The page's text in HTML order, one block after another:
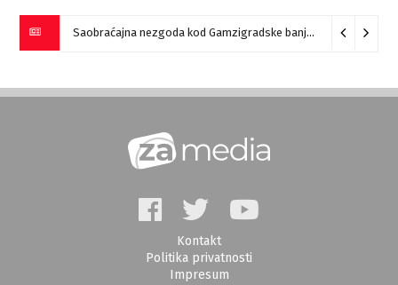
Saobraćajna nezgoda kod Gamzigradske banje 05/08/2026
Kontakt
Politika privatnosti
Impresum